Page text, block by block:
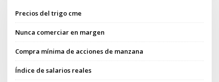
Precios del trigo cme
Nunca comerciar en margen
Compra mínima de acciones de manzana
Índice de salarios reales